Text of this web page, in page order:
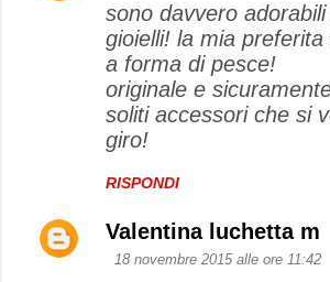
sono davvero
gioielli! la mia preferita
a forma di pesce!
originale e
soliti accessori che si
giro!
RISPONDI
Valentina luchetta m
18 novembre 2015 alle ore 11:42